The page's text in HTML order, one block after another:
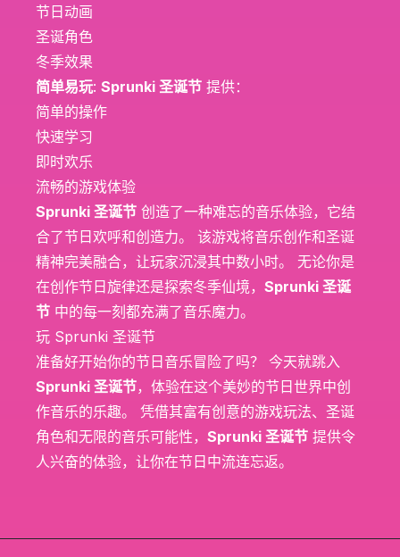
节日动画
圣诞角色
冬季效果
简单易玩: Sprunki 圣诞节 提供：
简单的操作
快速学习
即时欢乐
流畅的游戏体验
Sprunki 圣诞节 创造了一种难忘的音乐体验，它结
合了节日欢呼和创造力。 该游戏将音乐创作和圣诞
精神完美融合，让玩家沉浸其中数小时。 无论你是
在创作节日旋律还是探索冬季仙境， Sprunki 圣诞
节 中的每一刻都充满了音乐魔力。
玩 Sprunki 圣诞节
准备好开始你的节日音乐冒险了吗？ 今天就跳入
Sprunki 圣诞节，体验在这个美妙的节日世界中创
作音乐的乐趣。 凭借其富有创意的游戏玩法、圣诞
角色和无限的音乐可能性， Sprunki 圣诞节 提供令
人兴奋的体验，让你在节日中流连忘返。